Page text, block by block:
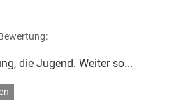
die Jugend. Weiter so...